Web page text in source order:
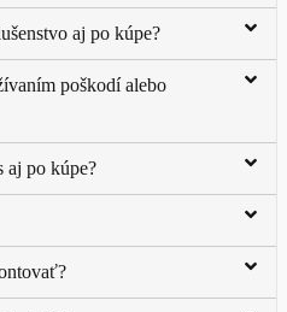
aj po kúpe?
poškodí alebo
aj po kúpe?